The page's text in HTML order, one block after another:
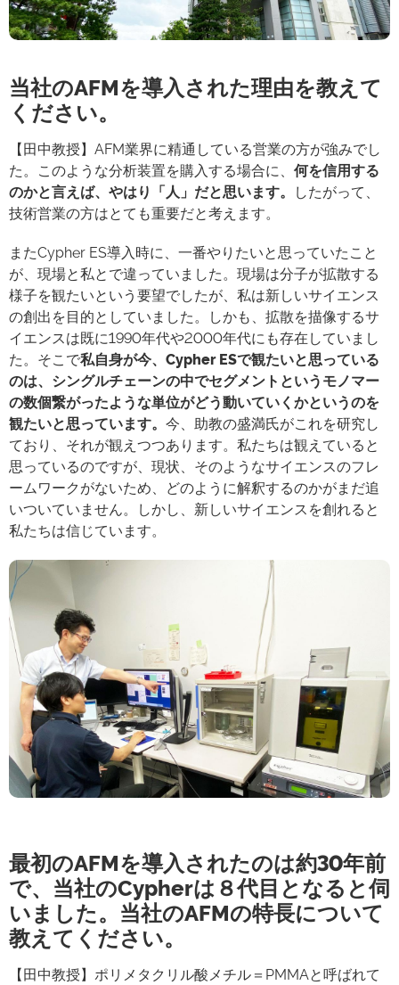
当社のAFMを導入された理由を教えて
ください。
【田中教授】AFM業界に精通している営業の方が強みでし
た。このような分析装置を購入する場合に、 何を信用する
のかと言えば、やはり「人」だと思います。
したがって、
技術営業の方はとても重要だと考えます。
またCypher ES導入時に、一番やりたいと思っていたこと
が、現場と私とで違っていました。現場は分子が拡散する
様子を観たいという要望でしたが、私は新しいサイエンス
の創出を目的としていました。しかも、拡散を描像するサ
イエンスは既に1990年代や2000年代にも存在していまし
た。そこで私自身が今、Cypher ESで観たいと思っている
のは、シングルチェーンの中でセグメントというモノマー
の数個繋がったような単位がどう動いていくかというのを
観たいと思っています。 今、助教の盛満氏がこれを研究し
ており、それが観えつつあります。私たちは観えていると
思っているのですが、現状、そのようなサイエンスのフレ
ームワークがないため、どのように解釈するのかがまだ追
いついていません。しかし、新しいサイエンスを創れると
私たちは信じています。
最初のAFMを導入されたのは約30年前
で、当社のCypherは８代目となると伺
いました。当社のAFMの特長について
教えてください。
【田中教授】ポリメタクリル酸メチル＝PMMAと呼ばれて